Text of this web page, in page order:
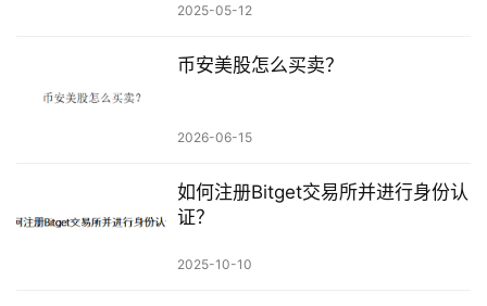
2025-05-12
币安美股怎么买卖？
2026-06-15
如何注册Bitget交易所并进行身份认
证？
2025-10-10